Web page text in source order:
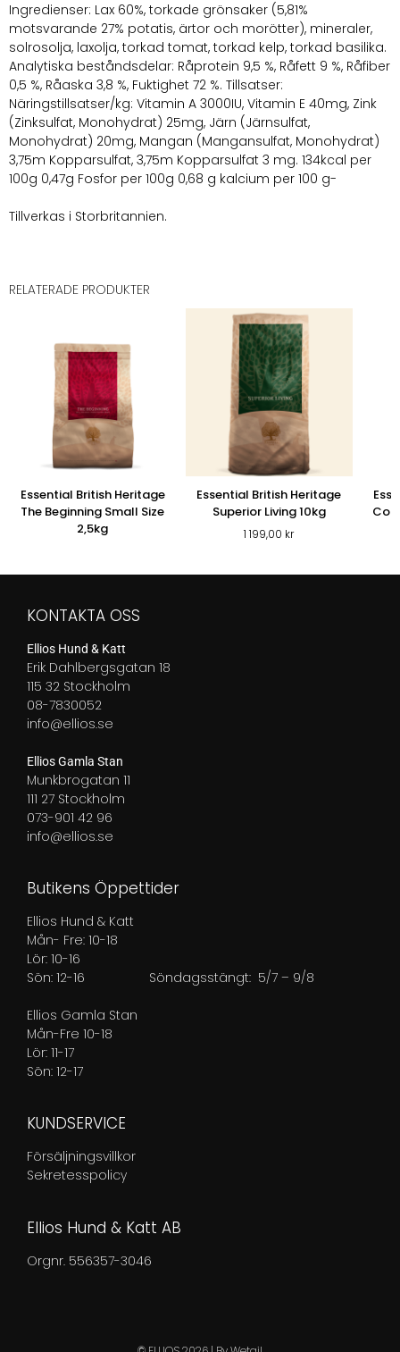
Ingredienser: Lax 60%, torkade grönsaker (5,81%
motsvarande 27% potatis, ärtor och morötter), mineraler,
solrosolja, laxolja, torkad tomat, torkad kelp, torkad basilika.
Analytiska beståndsdelar: Råprotein 9,5 %, Råfett 9 %, Råfiber
0,5 %, Råaska 3,8 %, Fuktighet 72 %. Tillsatser:
Näringstillsatser/kg: Vitamin A 3000IU, Vitamin E 40mg, Zink
(Zinksulfat, Monohydrat) 25mg, Järn (Järnsulfat,
Monohydrat) 20mg, Mangan (Mangansulfat, Monohydrat)
3,75m Kopparsulfat, 3,75m Kopparsulfat 3 mg. 134kcal per
100g 0,47g Fosfor per 100g 0,68 g kalcium per 100 g-
Tillverkas i Storbritannien.
RELATERADE PRODUKTER
Essential British Heritage
The Beginning Small Size
2,5kg
Essential British Heritage
Superior Living 10kg
1 199,00 kr
KONTAKTA OSS
Ellios Hund & Katt
Erik Dahlbergsgatan 18
115 32 Stockholm
08-7830052
info@ellios.se
Ellios Gamla Stan
Munkbrogatan 11
111 27 Stockholm
073-901 42 96
info@ellios.se
Butikens Öppettider
Ellios Hund & Katt
Mån- Fre: 10-18
Lör: 10-16
Sön: 12-16 Söndagsstängt: 5/7 – 9/8
Ellios Gamla Stan
Mån-Fre 10-18
Lör: 11-17
Sön: 12-17
KUNDSERVICE
Försäljningsvillkor
Sekretesspolicy
Ellios Hund & Katt AB
Orgnr. 556357-3046